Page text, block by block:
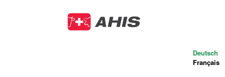
au
Deutsch
Français